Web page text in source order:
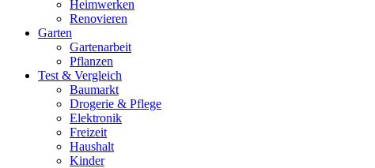
Heimwerken
Renovieren
Garten
Gartenarbeit
Pflanzen
Test & Vergleich
Baumarkt
Drogerie & Pflege
Elektronik
Freizeit
Haushalt
Kinder